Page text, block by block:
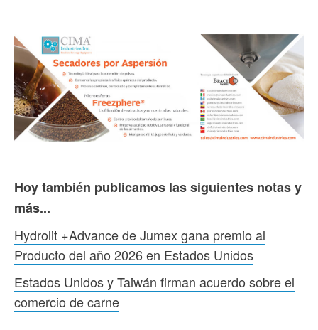
Hoy también publicamos las siguientes notas y
más...
Hydrolit +Advance de Jumex gana premio al
Producto del año 2026 en Estados Unidos
Estados Unidos y Taiwán firman acuerdo sobre el
comercio de carne